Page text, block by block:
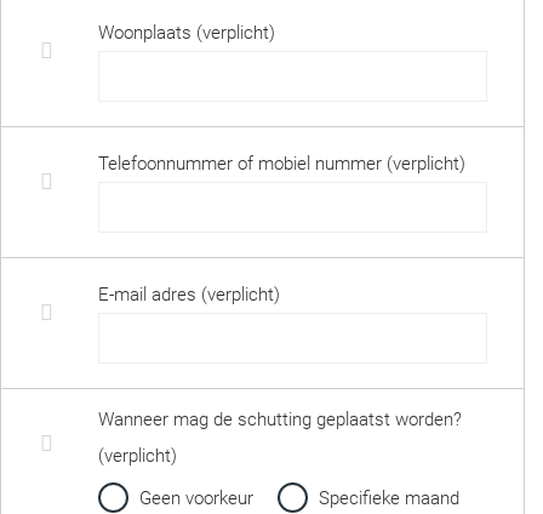
Woonplaats (verplicht)
Telefoonnummer of mobiel nummer (verplicht)
E-mail adres (verplicht)
Wanneer mag de schutting geplaatst worden?
(verplicht)
Geen voorkeur
Specifieke maand